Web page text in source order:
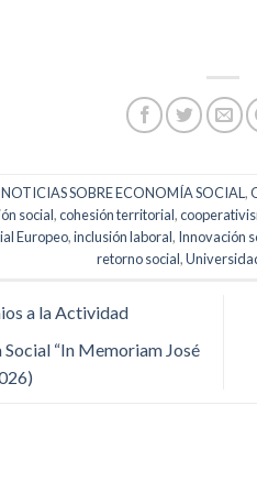
NOTICIAS SOBRE ECONOMÍA SOCIAL,
social,cohesión territorial,
Europeo,inclusión laboral, Innovación
retorno social,
a la Actividad
“In Memoriam José